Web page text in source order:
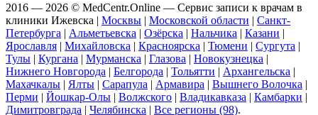
2016 — 2026 © MedCentr.Online — Сервис записи к врачам в
клиники Ижевска | Москвы | Московской области | Санкт-
Петербурга | Альметьевска | Озёрска | Нальчика | Казани |
Ярославля | Михайловска | Красноярска | Тюмени | Сургута |
Тулы | Кургана | Мурманска | Глазова | Новокузнецка |
Нижнего Новгорода | Белгорода | Тольятти | Архангельска |
Махачкалы | Ялты | Сарапула | Армавира | Вышнего Волочка |
Перми | Йошкар-Олы | Волжского | Владикавказа | Камбарки |
Димитровграда | Челябинска | Все регионы (98).